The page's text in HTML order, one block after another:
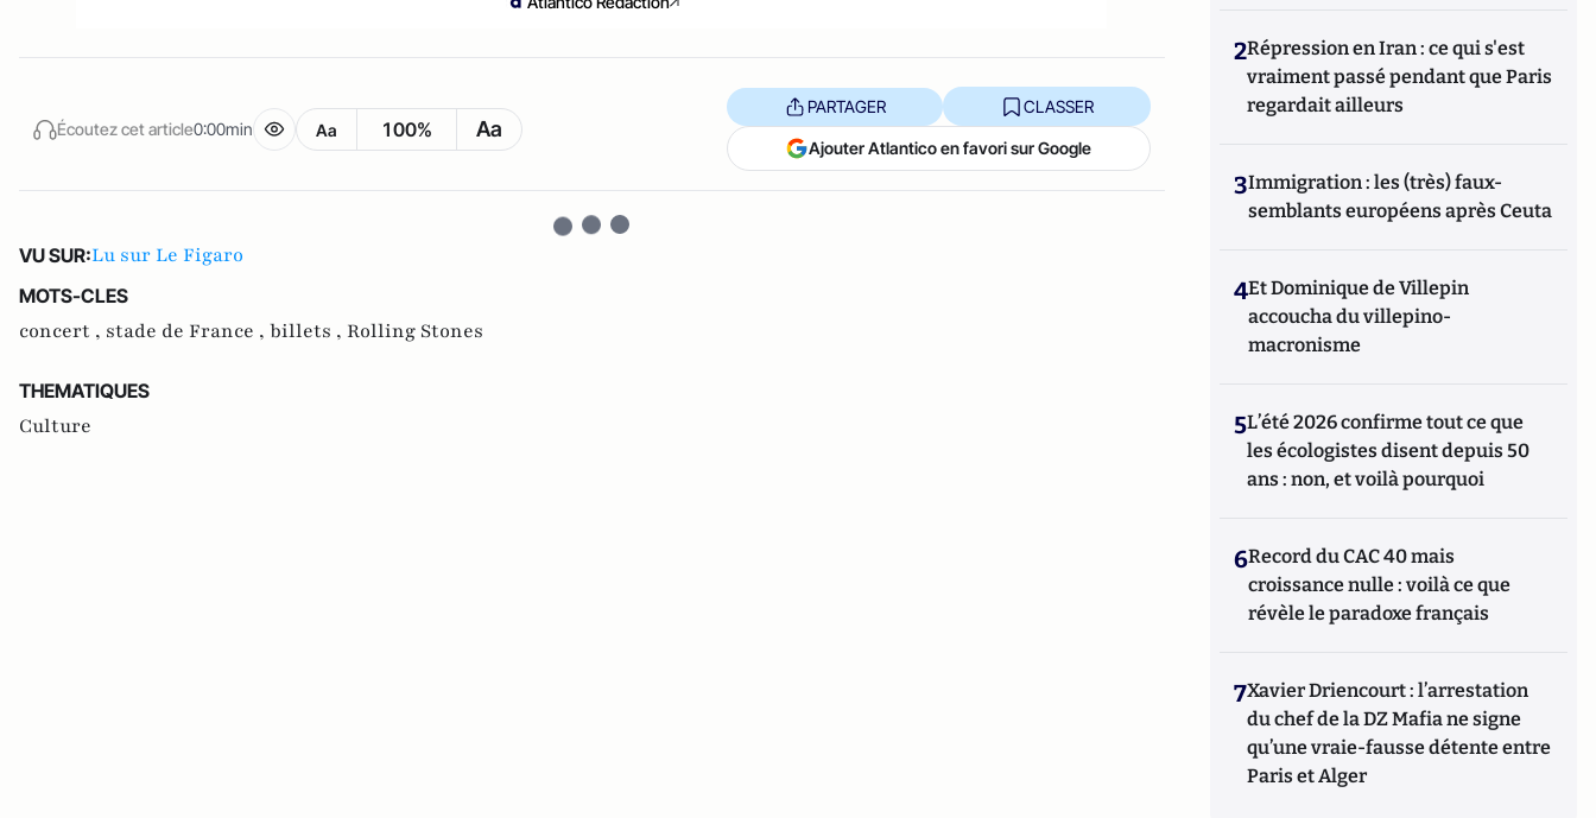
Écoutez cet article0:00min Aa 100% Aa
PARTAGER CLASSER
Ajouter Atlantico en favori sur Google
VU SUR:Lu sur Le Figaro
MOTS-CLES
concert , stade de France , billets , Rolling Stones
THEMATIQUES
Culture
2Répression en Iran : ce qui s'est
vraiment passé pendant que Paris
regardait ailleurs
3Immigration : les (très) faux-
semblants européens après Ceuta
4Et Dominique de Villepin
accoucha du villepino-
macronisme
5L’été 2026 confirme tout ce que
les écologistes disent depuis 50
ans : non, et voilà pourquoi
6Record du CAC 40 mais
croissance nulle : voilà ce que
révèle le paradoxe français
7Xavier Driencourt : l’arrestation
du chef de la DZ Mafia ne signe
qu’une vraie-fausse détente entre
Paris et Alger